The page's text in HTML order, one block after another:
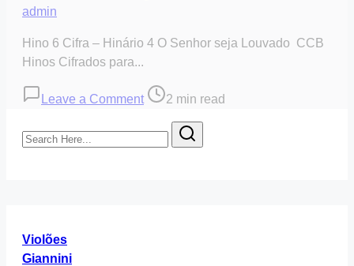
admin
Hino 6 Cifra – Hinário 4 O Senhor seja Louvado CCB
Hinos Cifrados para...
Leave a Comment on
6
Cifra
Post
time
2 min read
Search
Here...
Violões
Giannini